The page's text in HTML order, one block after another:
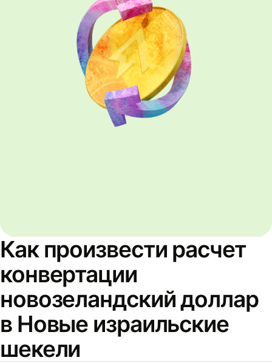
Как произвести расчет
конвертации
новозеландский доллар
в Новые израильские
шекели